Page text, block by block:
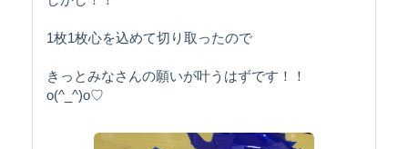
1枚1枚心を込めて切り取ったので
きっとみなさんの願いが叶うはずです！！
o(^_^)o♡